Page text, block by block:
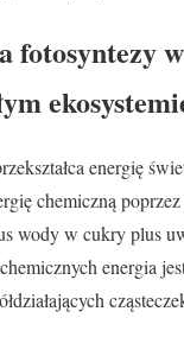
fotosyntezy
energię
chemiczną poprzez
wody w cukry plus
energia